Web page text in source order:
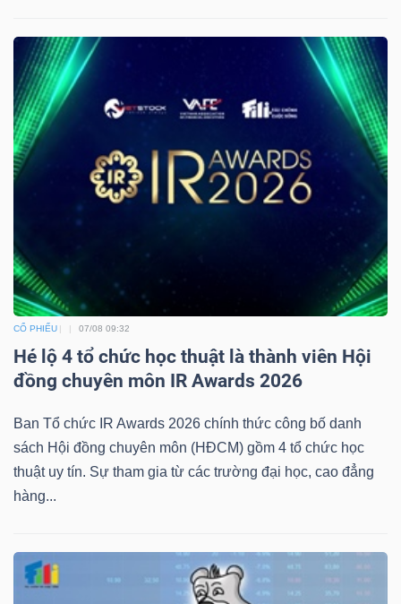
CỔ PHIẾU 07/08 09:32
Hé lộ 4 tổ chức học thuật là thành viên Hội
đồng chuyên môn IR Awards 2026
Ban Tổ chức IR Awards 2026 chính thức công bố danh
sách Hội đồng chuyên môn (HĐCM) gồm 4 tổ chức học
thuật uy tín. Sự tham gia từ các trường đại học, cao đẳng
hàng...